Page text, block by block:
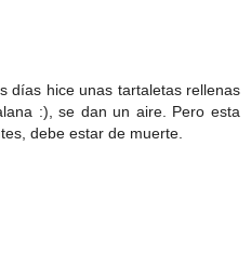
días hice unas tartaletas rellenas
:), se dan un aire. Pero esta
debe estar de muerte.